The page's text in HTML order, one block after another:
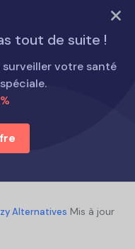
ESSAYEZ MAINTENANT
tout de suite !
votre santé
il la peine de
: Cela
Alternatives Mis à jour